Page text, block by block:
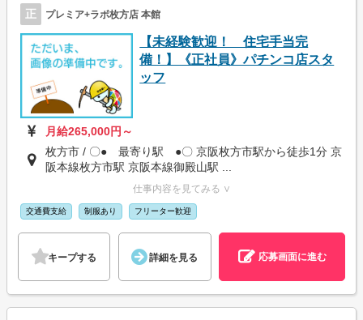
正 プレミア+ラボ枚方店 本館
【未経験歓迎！ 住宅手当完
備！】《正社員》パチンコ店スタ
ッフ
月給265,000円～
枚方市 / 〇● 最寄り駅 ●〇 京阪枚方市駅から徒歩1分 京
阪本線枚方市駅 京阪本線御殿山駅 ...
仕事内容を見てみる ∨
交通費支給 制服あり フリーター歓迎
キープする 詳細を見る 応募画面に進む